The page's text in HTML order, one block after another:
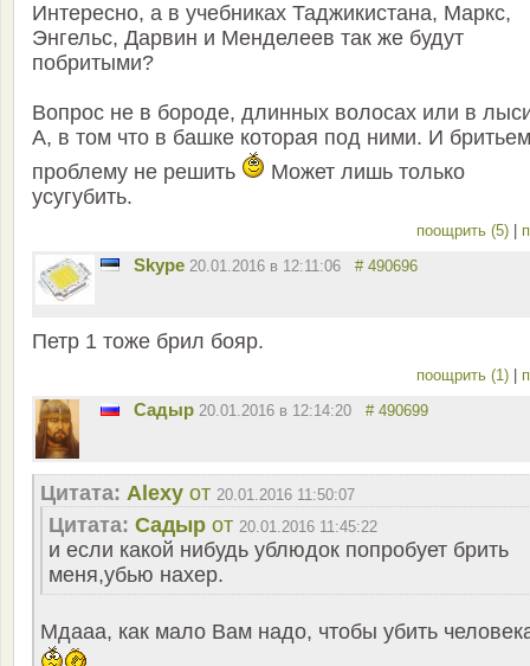
Интересно, а в учебниках Таджикистана, Маркс,
Энгельс, Дарвин и Менделеев так же будут
побритыми?
Вопрос не в бороде, длинных волосах или в
А, в том что в башке которая под ними. И бритьем
проблему не решить
Может лишь только
усугубить.
поощрить (5)
Skype 20.01.2016 в 12:11:06 # 490696
Петр 1 тоже брил бояр.
поощрить (1)
Садыр 20.01.2016 в 12:14:20 # 490699
Цитата: Alexy от 20.01.2016 11:50:07
Цитата: Садыр от 20.01.2016 11:45:22
и если какой нибудь ублюдок попробует брить
меня,убью нахер.
Мдааа, как мало Вам надо, чтобы убить